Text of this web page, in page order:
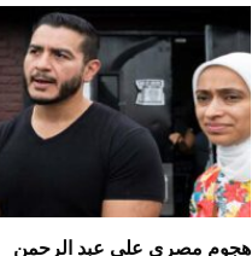
هجوم مصري على عبد الرحمن